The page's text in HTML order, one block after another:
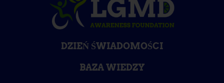
DZIEŃ ŚWIADOMOŚCI
BAZA WIEDZY